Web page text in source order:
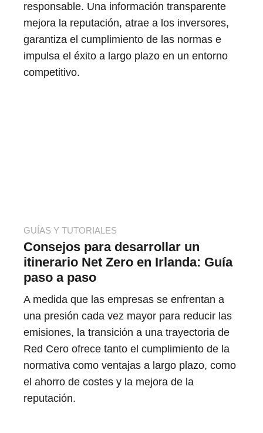
responsable. Una información transparente
mejora la reputación, atrae a los inversores,
garantiza el cumplimiento de las normas e
impulsa el éxito a largo plazo en un entorno
competitivo.
GUÍAS Y TUTORIALES
Consejos para desarrollar un
itinerario Net Zero en Irlanda: Guía
paso a paso
A medida que las empresas se enfrentan a
una presión cada vez mayor para reducir las
emisiones, la transición a una trayectoria de
Red Cero ofrece tanto el cumplimiento de la
normativa como ventajas a largo plazo, como
el ahorro de costes y la mejora de la
reputación.